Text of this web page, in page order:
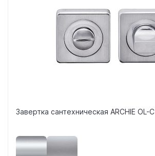
Завертка сантехническая ARCHIE OL-C